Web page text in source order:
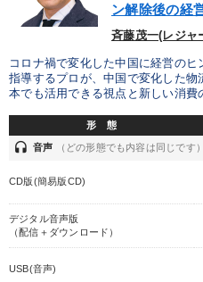
148回夏季大会
目的別
リーダーの魅力向上 財務
経営を改善したい パフォー
ン解除後の経
斉藤茂一(レジ
コロナ禍で変化した中国に経営の
指導するプロが、中国で変化した物
本でも活用できる視点と新しい消
形 態
headset 音声 （どの形態でも内容は同じです）
CD版(簡易版CD)
デジタル音声版
（配信＋ダウンロード）
USB(音声)